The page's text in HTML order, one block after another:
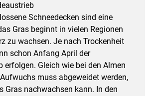
Schneedecken sind eine
Gras beginnt in vielen Regionen
zu wachsen. Je nach Trockenheit
schon Anfang April der
erfolgen. Gleich wie bei den Almen
muss abgeweidet werden,
Gras nachwachsen kann. In den